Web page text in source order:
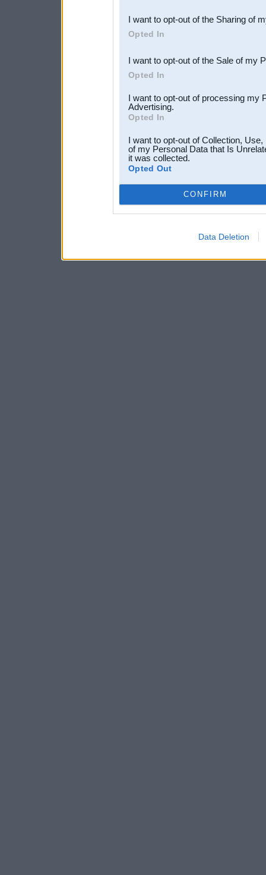
Downstream Participants
third parties.
I want to opt-out of the Sharing of
Opted In
I want to opt-out of the Sale of my
Opted In
I want to opt-out of processing my
Advertising.
Opted In
I want to opt-out of Collection,
of my Personal Data that Is
it was collected.
Opted Out
CONFIRM
Data Deletion